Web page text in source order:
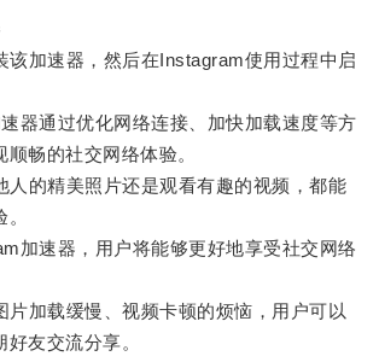
加速器，然后在Instagram使用过程中启
通过优化网络连接、加快加载速度等方
畅的社交网络体验。
的精美照片还是观看有趣的视频，都能
速器，用户将能够更好地享受社交网络
加载缓慢、视频卡顿的烦恼，用户可以
友交流分享。